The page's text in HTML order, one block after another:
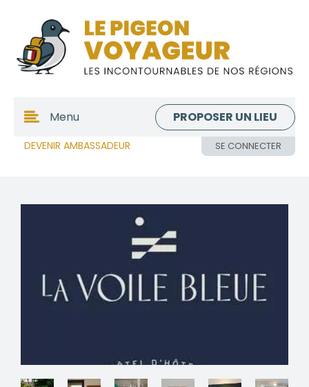
DEVENIR AMBASSADEUR SE CONNECTER
Menu PROPOSER UN LIEU